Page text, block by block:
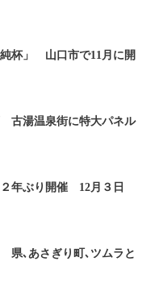
純杯」 山口市で11月に開
古湯温泉街に特大パネル
２年ぶり開催 12月３日
県､あさぎり町､ツムラと